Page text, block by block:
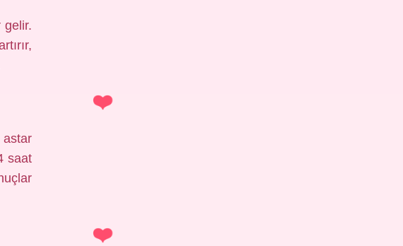
gelir.
saat